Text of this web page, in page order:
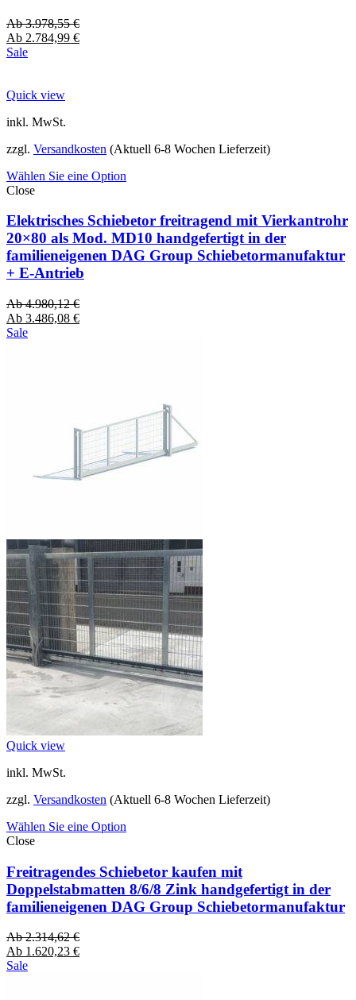
Ab3.978,55€
Ab 2.784,99 €
Sale
Quick view
inkl. MwSt.
zzgl. Versandkosten (Aktuell 6-8 Wochen Lieferzeit)
Wählen Sie eine Option
Close
Elektrisches Schiebetor freitragend mit Vierkantrohr
20×80 als Mod. MD10 handgefertigt in der
familieneigenen DAG Group Schiebetormanufaktur
+ E-Antrieb
Ab4.980,12€
Ab 3.486,08 €
Sale
Quick view
inkl. MwSt.
zzgl. Versandkosten (Aktuell 6-8 Wochen Lieferzeit)
Wählen Sie eine Option
Close
Freitragendes Schiebetor kaufen mit
Doppelstabmatten 8/6/8 Zink handgefertigt in der
familieneigenen DAG Group Schiebetormanufaktur
Ab2.314,62€
Ab 1.620,23 €
Sale